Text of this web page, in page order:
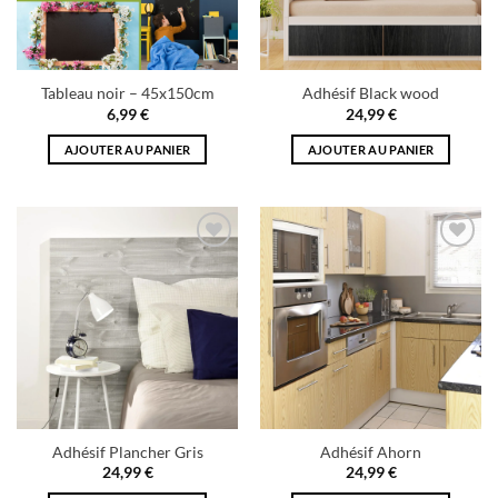
Tableau noir – 45x150cm
6,99€
AJOUTER AU PANIER
Adhésif Black wood
24,99€
AJOUTER AU PANIER
Add to
wishlist
Adhésif Plancher Gris
24,99€
wishlist
Adhésif Ahorn
24,99€